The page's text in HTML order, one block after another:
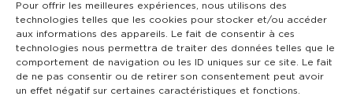
Pour offrir les meilleures expériences, nous utilisons des
technologies telles que les cookies pour stocker et/ou accéder
aux informations des appareils. Le fait de consentir à ces
technologies nous permettra de traiter des données telles que le
comportement de navigation ou les ID uniques sur ce site. Le fait
de ne pas consentir ou de retirer son consentement peut avoir
un effet négatif sur certaines caractéristiques et fonctions.
SUIVEZ-NOUS !